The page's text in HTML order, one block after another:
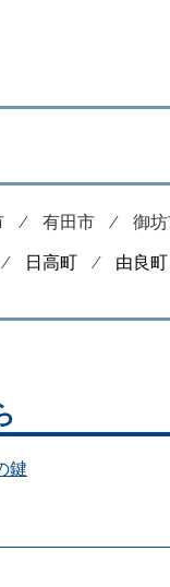
⁄ 有田市 ⁄ 御
⁄ 日高町 ⁄ 由良